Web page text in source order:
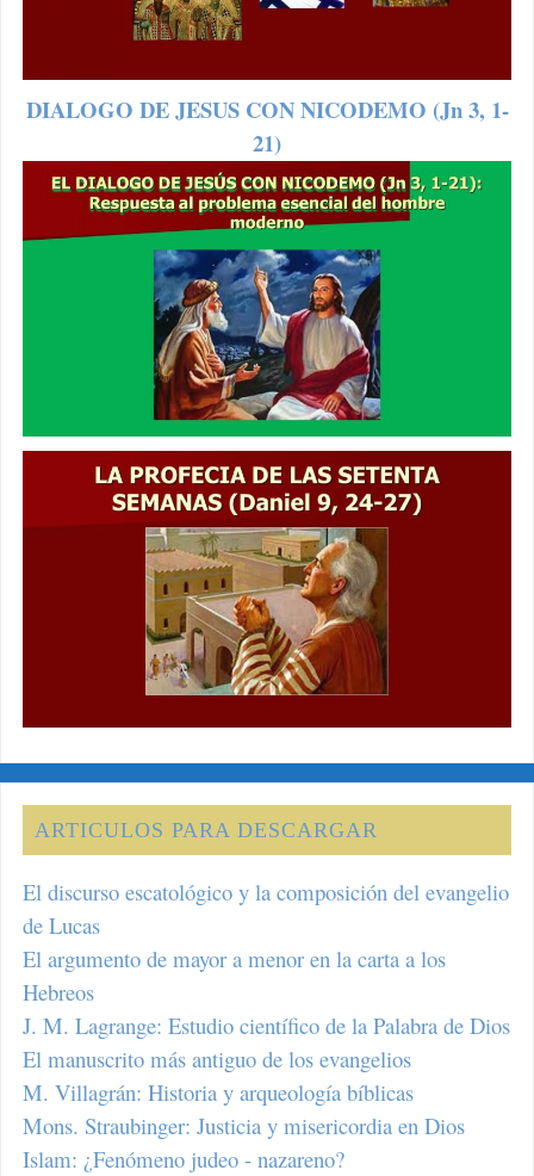
DIALOGO DE JESUS CON NICODEMO (Jn 3, 1-
21)
ARTICULOS PARA DESCARGAR
El discurso escatológico y la composición del evangelio
de Lucas
El argumento de mayor a menor en la carta a los
Hebreos
J. M. Lagrange: Estudio científico de la Palabra de Dios
El manuscrito más antiguo de los evangelios
M. Villagrán: Historia y arqueología bíblicas
Mons. Straubinger: Justicia y misericordia en Dios
Islam: ¿Fenómeno judeo - nazareno?